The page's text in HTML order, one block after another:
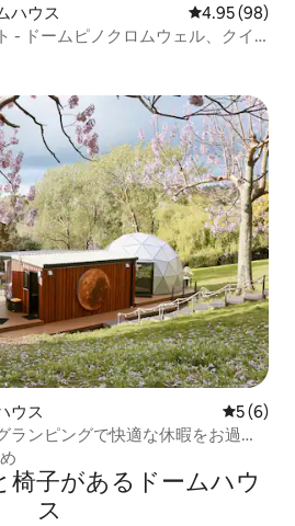
ハウス レビュー98
4.95 (98)
- ドームピノクロムウェル、クイ
ウス レビュー
5 (6)
ランピングで快適な休暇をお過ご
椅子があるドームハウ
ス